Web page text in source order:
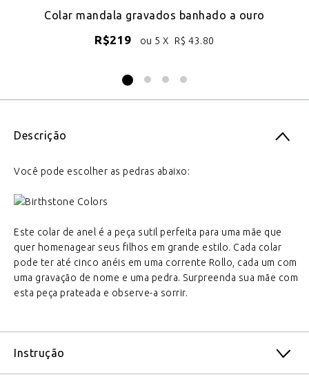
Colar mandala gravados banhado a ouro
R$219 ou 5 X R$ 43.80
Descrição
Você pode escolher as pedras abaixo:
Este colar de anel é a peça sutil perfeita para uma mãe que
quer homenagear seus filhos em grande estilo. Cada colar
pode ter até cinco anéis em uma corrente Rollo, cada um com
uma gravação de nome e uma pedra. Surpreenda sua mãe com
esta peça prateada e observe-a sorrir.
Instrução